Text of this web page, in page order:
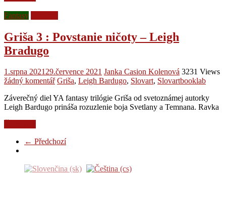
Fantasy
Griša 3 : Povstanie ničoty – Leigh
Bradugo
1.srpna 202129.července 2021 Janka Casion Kolenová 3231 Views
žádný komentář Griša, Leigh Bardugo, Slovart, Slovartbooklab
Záverečný diel YA fantasy trilógie Griša od svetoznámej autorky
Leigh Bardugo prináša rozuzlenie boja Svetlany a Temnana. Ravka
← Předchozí